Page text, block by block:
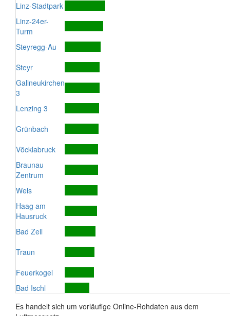
Linz-Stadtpark
Linz-24er-
Turm
Steyregg-Au
Steyr
Gallneukirchen
3
Lenzing 3
Grünbach
Vöcklabruck
Braunau
Zentrum
Wels
Haag am
Hausruck
Bad Zell
Traun
Feuerkogel
Bad Ischl
Es handelt sich um vorläufige Online-Rohdaten aus dem